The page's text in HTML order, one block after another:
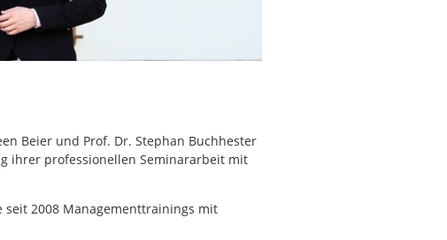
Beier und Prof. Dr. Stephan Buchhester
ihrer professionellen Seminararbeit mit
seit 2008 Managementtrainings mit